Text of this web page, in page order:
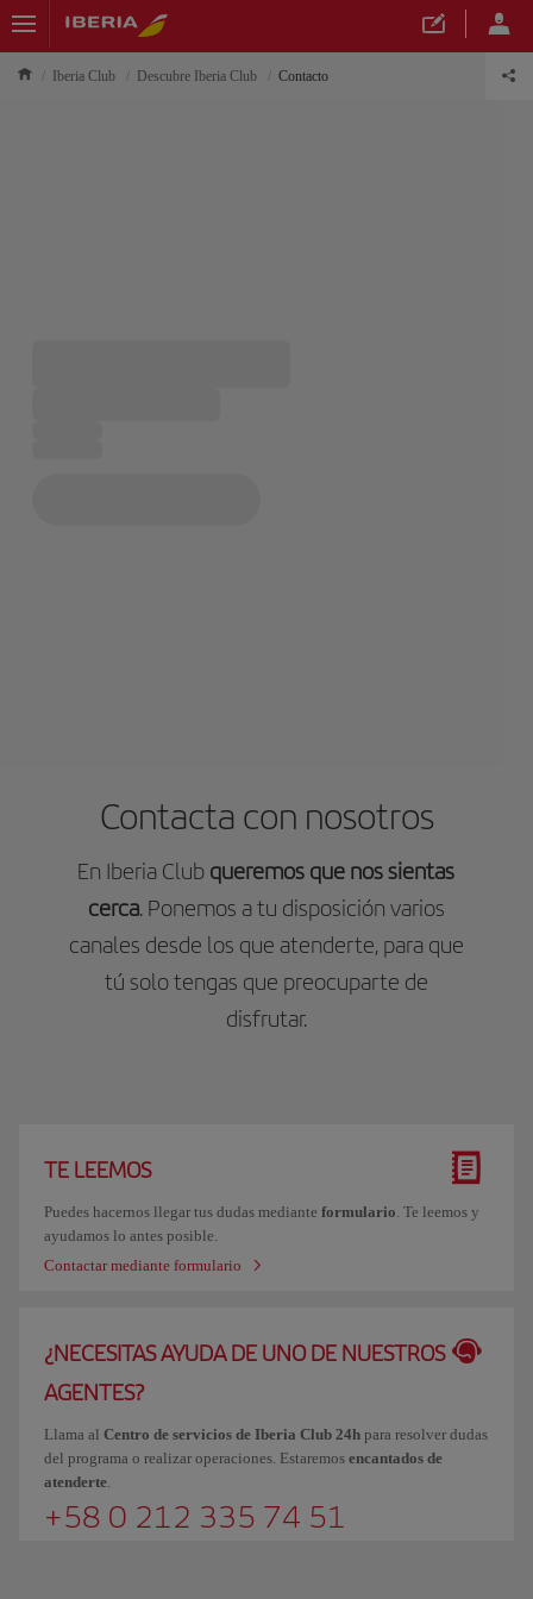
Iberia Club Descubre Iberia Club Contacto
Contacta con nosotros
En Iberia Club queremos que nos sientas
cerca. Ponemos a tu disposición varios
canales desde los que atenderte, para que
tú solo tengas que preocuparte de
disfrutar.
TE LEEMOS
Puedes hacernos llegar tus dudas mediante formulario. Te leemos y
ayudamos lo antes posible.
Contactar mediante formulario
¿NECESITAS AYUDA DE UNO DE NUESTROS
AGENTES?
Llama al Centro de servicios de Iberia Club 24h para resolver dudas
del programa o realizar operaciones. Estaremos encantados de
atenderte.
+58 0 212 335 74 51